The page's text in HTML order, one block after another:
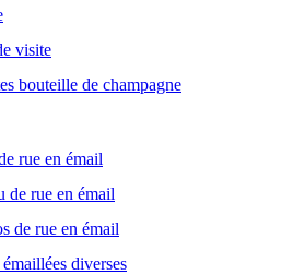
visite
bouteille de champagne
rue en émail
de rue en émail
de rue en émail
diverses